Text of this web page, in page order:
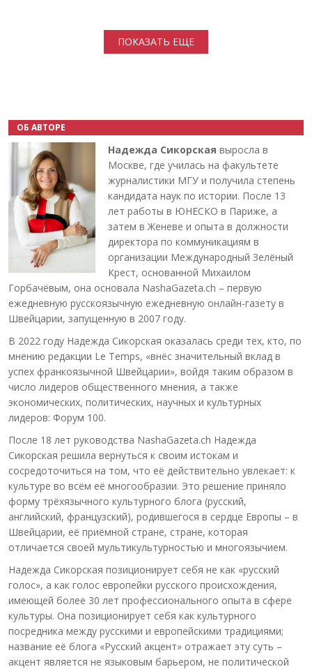
ПОКАЗАТЬ ЕЩЕ
ОБ АВТОРЕ
Надежда Сикорская выросла в
Москве, где училась на факультете
журналистики МГУ и получила степень
кандидата наук по истории. После 13
лет работы в ЮНЕСКО в Париже, а
затем в Женеве и опыта в должности
директора по коммуникациям в
организации Международный Зелёный
Крест, основанной Михаилом
Горбачёвым, она основала NashaGazeta.ch – первую
ежедневную русскоязычную ежедневную онлайн-газету в
Швейцарии, запущенную в 2007 году.
В 2022 году Надежда Сикорская оказалась среди тех, кто, по
мнению редакции Le Temps, «внёс значительный вклад в
успех франкоязычной Швейцарии», войдя таким образом в
число лидеров общественного мнения, а также
экономических, политических, научных и культурных
лидеров: Форум 100.
После 18 лет руководства NashaGazeta.ch Надежда
Сикорская решила вернуться к своим истокам и
сосредоточиться на том, что её действительно увлекает: к
культуре во всём её многообразии. Это решение приняло
форму трёхязычного культурного блога (русский,
английский, французский), родившегося в сердце Европы – в
Швейцарии, её приёмной стране, стране, которая
отличается своей мультикультурностью и многоязычием.
Надежда Сикорская позиционирует себя не как «русский
голос», а как голос европейки русского происхождения,
имеющей более 30 лет профессионального опыта в сфере
культуры. Она позиционирует себя как культурного
посредника между русскими и европейскими традициями;
название её блога «Русский акцент» отражает эту суть –
акцент является не языковым барьером, не политической